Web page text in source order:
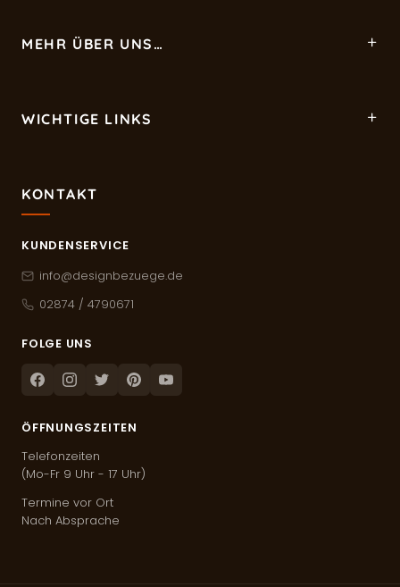
MEHR ÜBER UNS…
WICHTIGE LINKS
KONTAKT
KUNDENSERVICE
info@designbezuege.de
02874 / 4790671
FOLGE UNS
FacebookInstagram
TwitterPinterestYoutube
ÖFFNUNGSZEITEN
Telefonzeiten
(Mo-Fr 9 Uhr - 17 Uhr)
Termine vor Ort
Nach Absprache